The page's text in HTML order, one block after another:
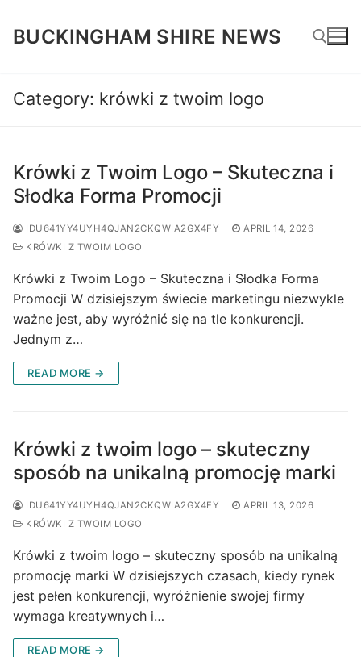
content
BUCKINGHAM SHIRE NEWS
Search for:
Category: krówki z twoim logo
Krówki z Twoim Logo – Skuteczna i
Słodka Forma Promocji
IDU641YY4UYH4QJAN2CKQWIA2GX4FY
APRIL 14, 2026
KRÓWKI Z TWOIM LOGO
Krówki z Twoim Logo – Skuteczna i Słodka Forma
Promocji W dzisiejszym świecie marketingu niezwykle
ważne jest, aby wyróżnić się na tle konkurencji.
Jednym z…
READ MORE →
Krówki z twoim logo – skuteczny
sposób na unikalną promocję marki
IDU641YY4UYH4QJAN2CKQWIA2GX4FY
APRIL 13, 2026
KRÓWKI Z TWOIM LOGO
Krówki z twoim logo – skuteczny sposób na unikalną
promocję marki W dzisiejszych czasach, kiedy rynek
jest pełen konkurencji, wyróżnienie swojej firmy
wymaga kreatywnych i…
READ MORE →